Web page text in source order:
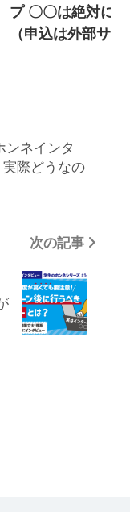
及ぼすと当社
本人の同意
体またはそ
人の同意を得
護士会、消費
権限を有する
プ 〇〇は絶対に
（申込は外部サ
ンネインタ
際どうなの
次の記事